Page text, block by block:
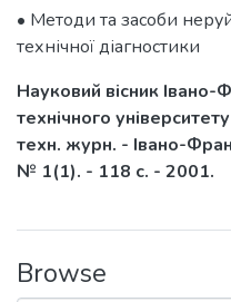
• Методи та засоби
технічної діагностики
Науковий вісник Івано-
технічного
техн. журн. - Івано-
№ 1(1). - 118 c. - 2001.
Browse